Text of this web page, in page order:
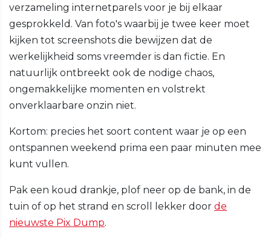
verzameling internetparels voor je bij elkaar
gesprokkeld. Van foto's waarbij je twee keer moet
kijken tot screenshots die bewijzen dat de
werkelijkheid soms vreemder is dan fictie. En
natuurlijk ontbreekt ook de nodige chaos,
ongemakkelijke momenten en volstrekt
onverklaarbare onzin niet.
Kortom: precies het soort content waar je op een
ontspannen weekend prima een paar minuten mee
kunt vullen.
Pak een koud drankje, plof neer op de bank, in de
tuin of op het strand en scroll lekker door de
nieuwste Pix Dump.